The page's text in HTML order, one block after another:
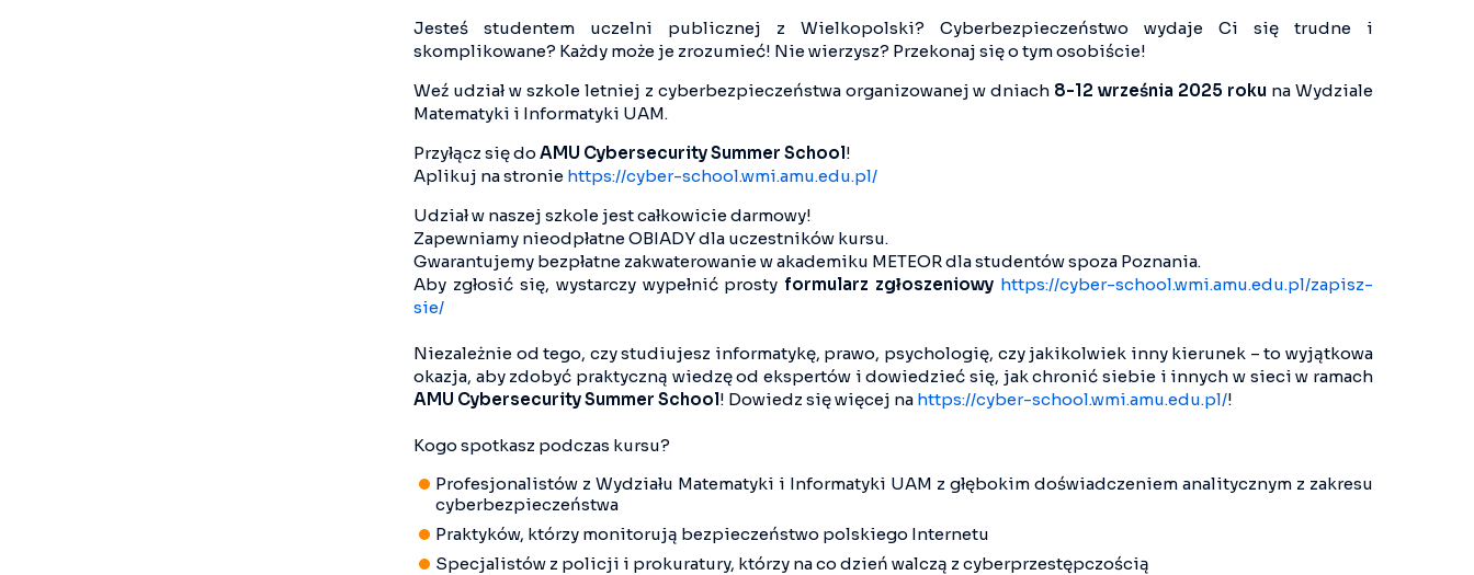
Jesteś studentem uczelni publicznej z Wielkopolski? Cyberbezpieczeństwo wydaje Ci się trudne i
skomplikowane? Każdy może je zrozumieć! Nie wierzysz? Przekonaj się o tym osobiście!
Weź udział w szkole letniej z cyberbezpieczeństwa organizowanej w dniach 8-12 września 2025 roku na Wydziale
Matematyki i Informatyki UAM.
Przyłącz się do AMU Cybersecurity Summer School!
Aplikuj na stronie https://cyber-school.wmi.amu.edu.pl/
Udział w naszej szkole jest całkowicie darmowy!
Zapewniamy nieodpłatne OBIADY dla uczestników kursu.
Gwarantujemy bezpłatne zakwaterowanie w akademiku METEOR dla studentów spoza Poznania.
Aby zgłosić się, wystarczy wypełnić prosty formularz zgłoszeniowy https://cyber-school.wmi.amu.edu.pl/zapisz-
sie/
Niezależnie od tego, czy studiujesz informatykę, prawo, psychologię, czy jakikolwiek inny kierunek – to wyjątkowa
okazja, aby zdobyć praktyczną wiedzę od ekspertów i dowiedzieć się, jak chronić siebie i innych w sieci w ramach
AMU Cybersecurity Summer School! Dowiedz się więcej na https://cyber-school.wmi.amu.edu.pl/!
Kogo spotkasz podczas kursu?
Profesjonalistów z Wydziału Matematyki i Informatyki UAM z głębokim doświadczeniem analitycznym z zakresu
cyberbezpieczeństwa
Praktyków, którzy monitorują bezpieczeństwo polskiego Internetu
Specjalistów z policji i prokuratury, którzy na co dzień walczą z cyberprzestępczością